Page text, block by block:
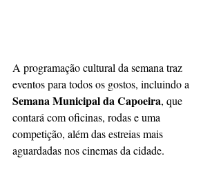
A programação cultural da semana traz
eventos para todos os gostos, incluindo a
Semana Municipal da Capoeira, que
contará com oficinas, rodas e uma
competição, além das estreias mais
aguardadas nos cinemas da cidade.